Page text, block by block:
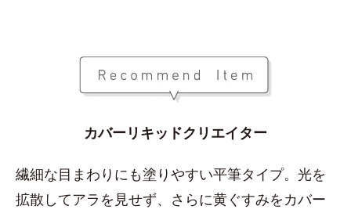
カバーリキッドクリエイター
繊細な目まわりにも塗りやすい平筆タイプ。光を
拡散してアラを見せず、さらに黄ぐすみをカバー